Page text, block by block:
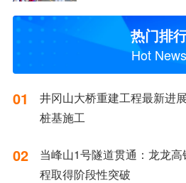
热门排
Hot News
01
井冈山大桥重建工程最新进
桩基施工
02
当峰山1号隧道贯通：龙龙
程取得阶段性突破